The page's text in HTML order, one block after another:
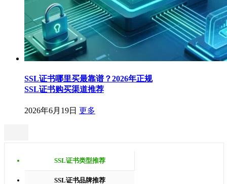
SSL证书哪里买最靠谱？2026年正规
SSL证书购买渠道推荐
2026年6月19日 更多
SSL证书类型推荐
SSL证书品牌推荐